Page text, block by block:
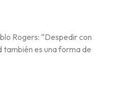
Rogers: “Despedir con
también es una forma de